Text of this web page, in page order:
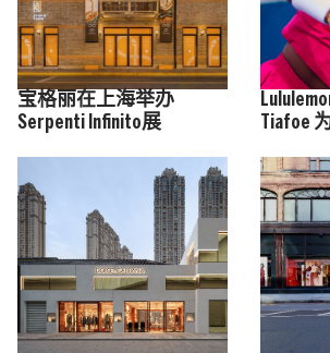
宝格丽在上海举办
Serpenti Infinito展
Tiafoe